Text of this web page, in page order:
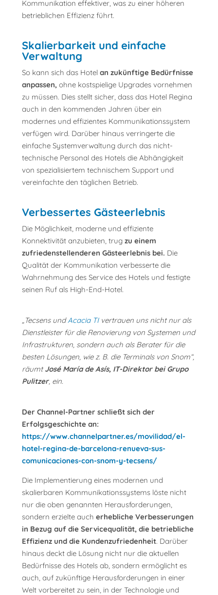
Kommunikation effektiver, was zu einer höheren
betrieblichen Effizienz führt.
Skalierbarkeit und einfache
Verwaltung
So kann sich das Hotel an zukünftige Bedürfnisse
anpassen, ohne kostspielige Upgrades vornehmen
zu müssen. Dies stellt sicher, dass das Hotel Regina
auch in den kommenden Jahren über ein
modernes und effizientes Kommunikationssystem
verfügen wird. Darüber hinaus verringerte die
einfache Systemverwaltung durch das nicht-
technische Personal des Hotels die Abhängigkeit
von spezialisiertem technischem Support und
vereinfachte den täglichen Betrieb.
Verbessertes Gästeerlebnis
Die Möglichkeit, moderne und effiziente
Konnektivität anzubieten, trug zu einem
zufriedenstellenderen Gästeerlebnis bei. Die
Qualität der Kommunikation verbesserte die
Wahrnehmung des Service des Hotels und festigte
seinen Ruf als High-End-Hotel.
„Tecsens undAcacia TI vertrauen uns nicht nur als
Dienstleister für die Renovierung von Systemen und
Infrastrukturen, sondern auch als Berater für die
besten Lösungen, wie z. B. die Terminals von Snom“,
räumtJosé María de Asís, IT-Direktor bei Grupo
Pulitzer, ein.
Der Channel-Partner schließt sich der
Erfolgsgeschichte an:
https://www.channelpartner.es/movilidad/el-
hotel-regina-de-barcelona-renueva-sus-
comunicaciones-con-snom-y-tecsens/
Die Implementierung eines modernen und
skalierbaren Kommunikationssystems löste nicht
nur die oben genannten Herausforderungen,
sondern erzielte auch erhebliche Verbesserungen
in Bezug auf die Servicequalität, die betriebliche
Effizienz und die Kundenzufriedenheit. Darüber
hinaus deckt die Lösung nicht nur die aktuellen
Bedürfnisse des Hotels ab, sondern ermöglicht es
auch, auf zukünftige Herausforderungen in einer
Welt vorbereitet zu sein, in der Technologie und